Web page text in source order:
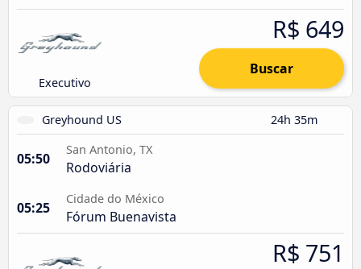
Executivo
R$ 649
Buscar
Greyhound US 24h 35m
05:50
San Antonio, TX
Rodoviária
05:25
Cidade do México
Fórum Buenavista
R$ 751